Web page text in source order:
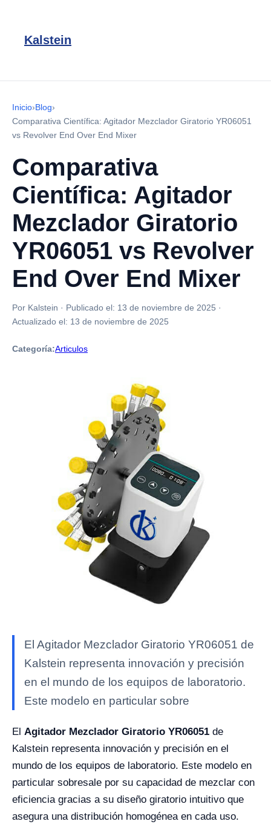
Kalstein
Inicio›Blog›
Comparativa Científica: Agitador Mezclador Giratorio YR06051
vs Revolver End Over End Mixer
Comparativa
Científica: Agitador
Mezclador Giratorio
YR06051 vs Revolver
End Over End Mixer
Por Kalstein · Publicado el: 13 de noviembre de 2025 ·
Actualizado el: 13 de noviembre de 2025
Categoría:Articulos
El Agitador Mezclador Giratorio YR06051 de
Kalstein representa innovación y precisión
en el mundo de los equipos de laboratorio.
Este modelo en particular sobre
El Agitador Mezclador Giratorio YR06051 de
Kalstein representa innovación y precisión en el
mundo de los equipos de laboratorio. Este modelo en
particular sobresale por su capacidad de mezclar con
eficiencia gracias a su diseño giratorio intuitivo que
asegura una distribución homogénea en cada uso.